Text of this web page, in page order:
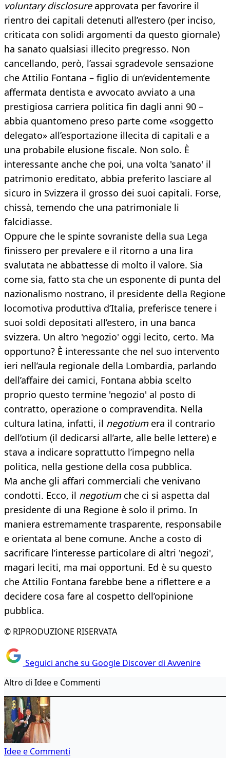
voluntary disclosureapprovata per favorire il
rientro dei capitali detenuti all’estero (per inciso,
criticata con solidi argomenti da questo giornale)
ha sanato qualsiasi illecito pregresso. Non
cancellando, però, l’assai sgradevole sensazione
che Attilio Fontana – figlio di un’evidentemente
affermata dentista e avvocato avviato a una
prestigiosa carriera politica fin dagli anni 90 –
abbia quantomeno preso parte come «soggetto
delegato» all’esportazione illecita di capitali e a
una probabile elusione fiscale. Non solo. È
interessante anche che poi, una volta 'sanato' il
patrimonio ereditato, abbia preferito lasciare al
sicuro in Svizzera il grosso dei suoi capitali. Forse,
chissà, temendo che una patrimoniale li
falcidiasse.
Oppure che le spinte sovraniste della sua Lega
finissero per prevalere e il ritorno a una lira
svalutata ne abbattesse di molto il valore. Sia
come sia, fatto sta che un esponente di punta del
nazionalismo nostrano, il presidente della Regione
locomotiva produttiva d’Italia, preferisce tenere i
suoi soldi depositati all’estero, in una banca
svizzera. Un altro 'negozio' oggi lecito, certo. Ma
opportuno? È interessante che nel suo intervento
ieri nell’aula regionale della Lombardia, parlando
dell’affaire dei camici, Fontana abbia scelto
proprio questo termine 'negozio' al posto di
contratto, operazione o compravendita. Nella
cultura latina, infatti, il negotiumera il contrario
dell’otium (il dedicarsi all’arte, alle belle lettere) e
stava a indicare soprattutto l’impegno nella
politica, nella gestione della cosa pubblica.
Ma anche gli affari commerciali che venivano
condotti. Ecco, il negotiumche ci si aspetta dal
presidente di una Regione è solo il primo. In
maniera estremamente trasparente, responsabile
e orientata al bene comune. Anche a costo di
sacrificare l’interesse particolare di altri 'negozi',
magari leciti, ma mai opportuni. Ed è su questo
che Attilio Fontana farebbe bene a riflettere e a
decidere cosa fare al cospetto dell’opinione
pubblica.
© RIPRODUZIONE RISERVATA
Seguici anche su Google Discover di Avvenire
Altro di Idee e Commenti
Idee e Commenti